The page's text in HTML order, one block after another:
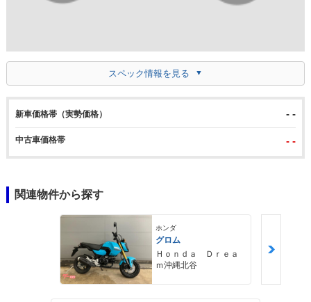
スペック情報を見る
新車価格帯（実勢価格） - -
中古車価格帯 - -
関連物件から探す
ホンダ
グロム
Ｈｏｎｄａ Ｄｒｅａ
ｍ沖縄北谷